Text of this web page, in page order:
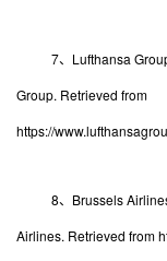
7、Lufthansa
Group. Retrieved from
https://
8、Brussels
Airlines. Retrieved from